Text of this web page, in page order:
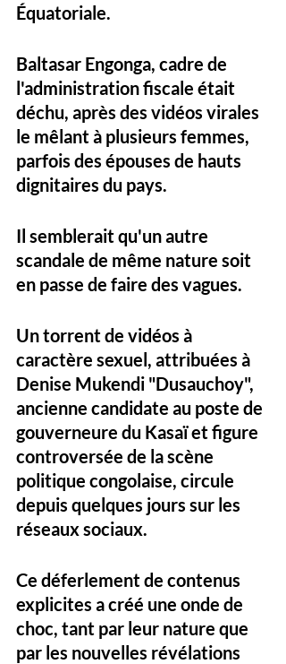
Équatoriale.
Baltasar Engonga, cadre de
l'administration fiscale était
déchu, après des vidéos virales
le mêlant à plusieurs femmes,
parfois des épouses de hauts
dignitaires du pays.
Il semblerait qu'un autre
scandale de même nature soit
en passe de faire des vagues.
Un torrent de vidéos à
caractère sexuel, attribuées à
Denise Mukendi "Dusauchoy",
ancienne candidate au poste de
gouverneure du Kasaï et figure
controversée de la scène
politique congolaise, circule
depuis quelques jours sur les
réseaux sociaux.
Ce déferlement de contenus
explicites a créé une onde de
choc, tant par leur nature que
par les nouvelles révélations